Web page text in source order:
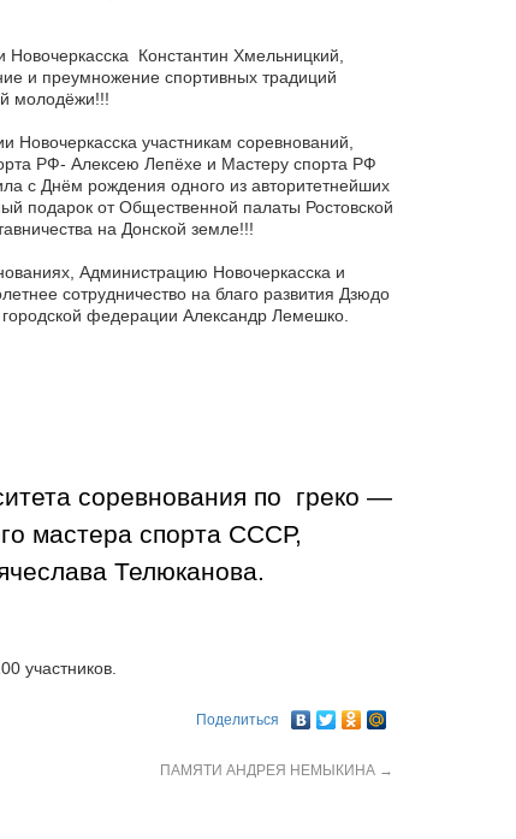
Новочеркасска Константин Хмельницкий,
и преумножение спортивных традиций
молодёжи!!!
участникам соревнований,
РФ- Алексею Лепёхе и Мастеру спорта РФ
с Днём рождения одного из авторитетнейших
подарок от Общественной палаты Ростовской
на Донской земле!!!
Администрацию Новочеркасска и
сотрудничество на благо развития Дзюдо
городской федерации Александр Лемешко.
соревнования по греко —
мастера спорта СССР,
Телюканова.
участников.
Поделиться
ПАМЯТИ АНДРЕЯ НЕМЫКИНА →